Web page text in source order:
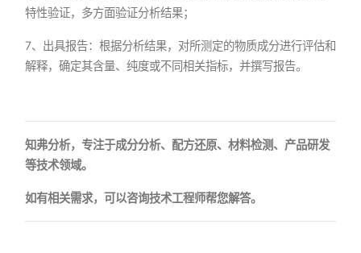
特性验证，多方面验证分析结果；
7、出具报告：根据分析结果，对所测定的物质成分进行评估和
解释，确定其含量、纯度或不同相关指标，并撰写报告。
知弗分析，专注于成分分析、配方还原、材料检测、产品研发
等技术领域。
如有相关需求，可以咨询技术工程师帮您解答。